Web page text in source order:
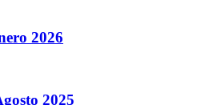
2026
2025